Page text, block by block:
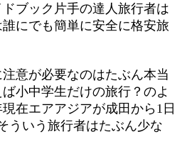
ブック片手の達人旅行者は
にでも簡単に安全に格安旅
意が必要なのはたぶん本当
小中学生だけの旅行？のよ
在エアアジアが成田から1日
ういう旅行者はたぶん少な